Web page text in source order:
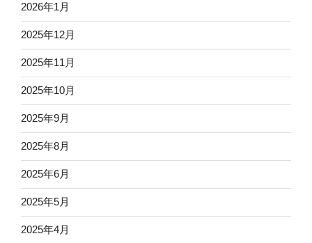
2026年1月
2025年12月
2025年11月
2025年10月
2025年9月
2025年8月
2025年6月
2025年5月
2025年4月